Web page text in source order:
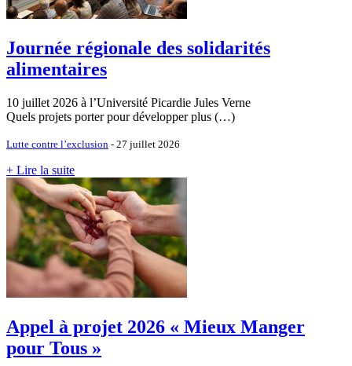
Journée régionale des solidarités
alimentaires
10 juillet 2026 à l’Université Picardie Jules Verne
Quels projets porter pour développer plus (…)
Lutte contre l’exclusion - 27 juillet 2026
+ Lire la suite
Appel à projet 2026 « Mieux Manger
pour Tous »